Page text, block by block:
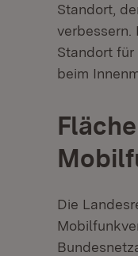
Standort,
verbessern.
Standort
beim
Die